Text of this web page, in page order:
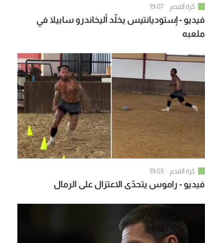
كرة القدم 19:07
فيديو - إستوديانتيس يخلّد أليخاندرو سابيلا في
ملعبه
كرة القدم 19:03
فيديو - راموس يتحدّى الاعتزال على الرمال